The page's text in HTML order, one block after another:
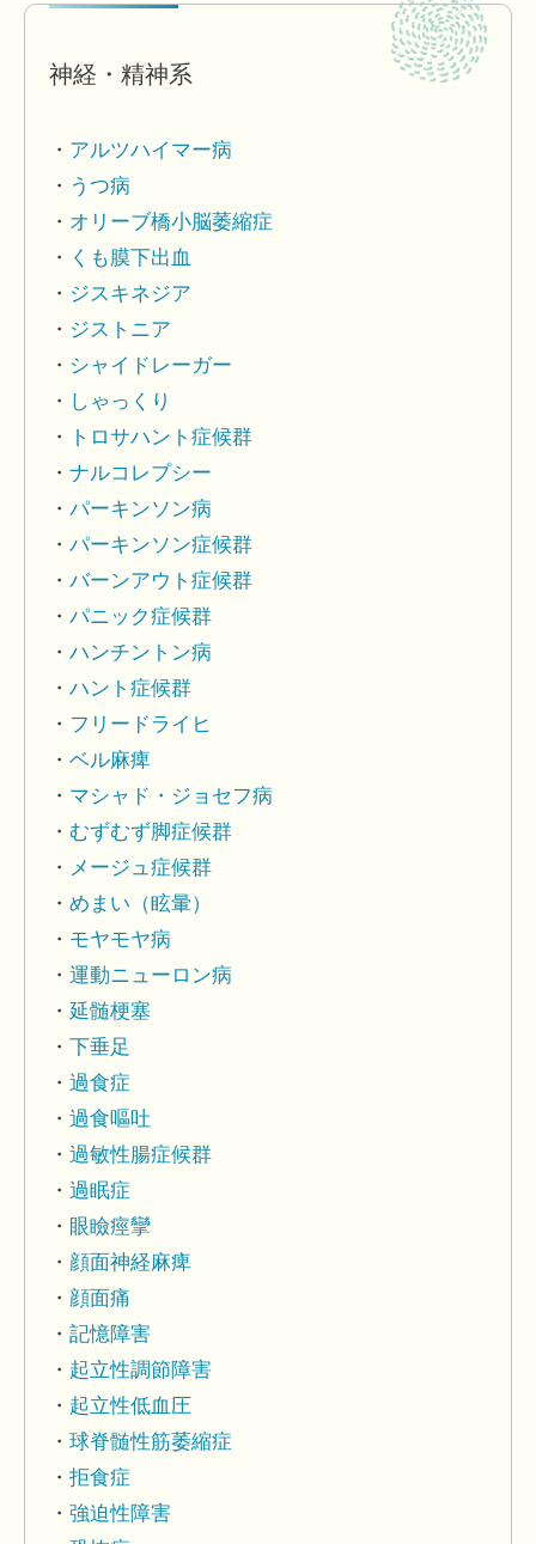
神経・精神系
アルツハイマー病
うつ病
オリーブ橋小脳萎縮症
くも膜下出血
ジスキネジア
ジストニア
シャイドレーガー
しゃっくり
トロサハント症候群
ナルコレプシー
パーキンソン病
パーキンソン症候群
バーンアウト症候群
パニック症候群
ハンチントン病
ハント症候群
フリードライヒ
ベル麻痺
マシャド・ジョセフ病
むずむず脚症候群
メージュ症候群
めまい（眩暈）
モヤモヤ病
運動ニューロン病
延髄梗塞
下垂足
過食症
過食嘔吐
過敏性腸症候群
過眠症
眼瞼痙攣
顔面神経麻痺
顔面痛
記憶障害
起立性調節障害
起立性低血圧
球脊髄性筋萎縮症
拒食症
強迫性障害